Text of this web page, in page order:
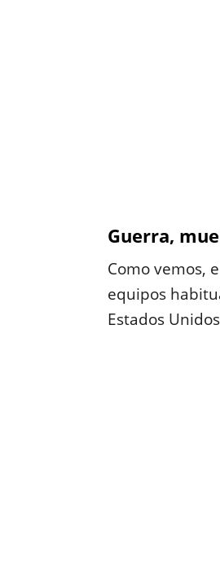
Guerra,
Como vemos,
equipos
Estados